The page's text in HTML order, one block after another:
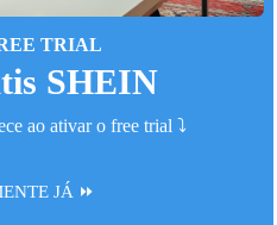
TRIAL
SHEIN
ao ativar o free trial ⤵️
JÁ ⏩